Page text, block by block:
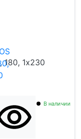
180, 1х230
В наличии